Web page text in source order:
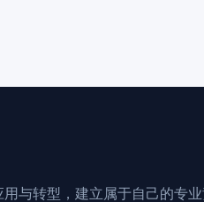
与转型，建立属于自己的专业